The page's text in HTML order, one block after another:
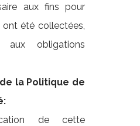
aux fins pour
ont été collectées,
aux obligations
la Politique de
de cette